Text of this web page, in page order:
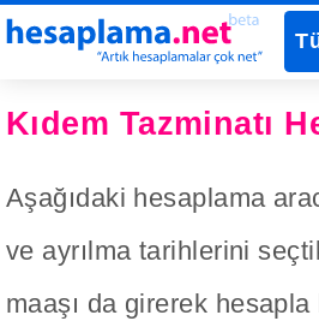
Kıdem Tazminatı
Aşağıdaki hesaplama
ve ayrılma tarihlerini
maaşı da girerek